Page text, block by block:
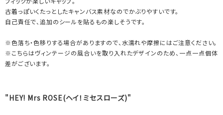
古着っぽいくたっとしたキャンバス素材なのでかぶりやすいです。
自己責任で、追加のシールを貼るもの楽しそうです。
※色落ち・色移りする場合がありますので、水濡れや摩擦にはご注意ください。
※こちらはヴィンテージの風合いを取り入れたデザインのため、一点一点個体
差がございます。
"HEY! Mrs ROSE(ヘイ！ミセスローズ)"